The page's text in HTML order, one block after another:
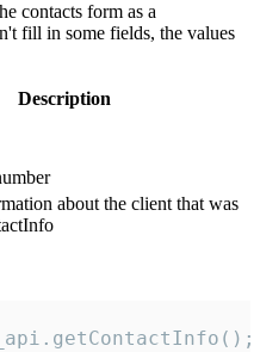
contacts form as a
fill in some fields, the values
Description
about the client that was